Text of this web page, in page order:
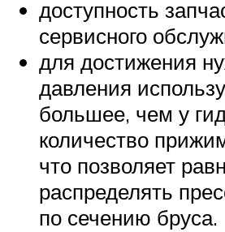
доступность
сервисного
для достижения
давления
большее, чем у
количество
что позволяет
распределять
по сечению бруса.